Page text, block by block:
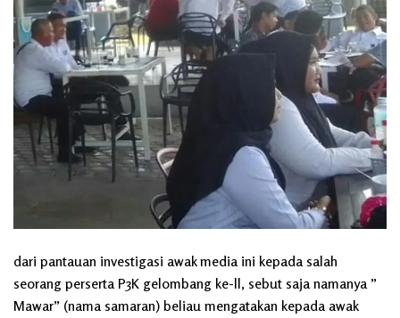
dari pantauan investigasi awak media ini kepada salah
seorang perserta P3K gelombang ke-ll, sebut saja namanya ”
Mawar” (nama samaran) beliau mengatakan kepada awak